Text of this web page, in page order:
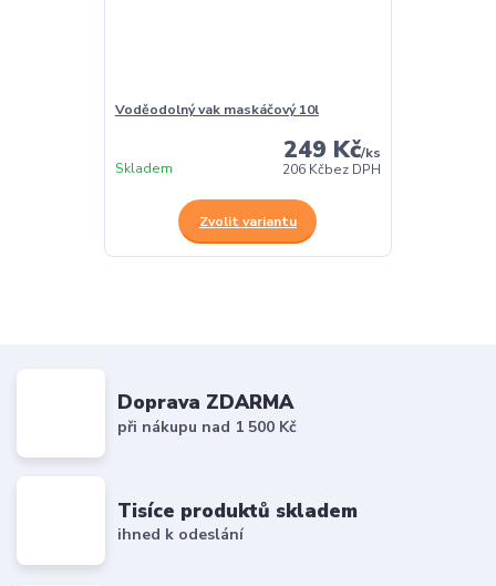
Voděodolný vak maskáčový 10l
249 Kč/ks
206 Kčbez DPH
Skladem
Zvolit variantu
Doprava ZDARMA
při nákupu nad 1 500 Kč
Tisíce produktů skladem
ihned k odeslání